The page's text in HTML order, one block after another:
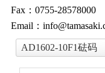
Fax：0755-28578000
Email：
AD1602-10F1砝码